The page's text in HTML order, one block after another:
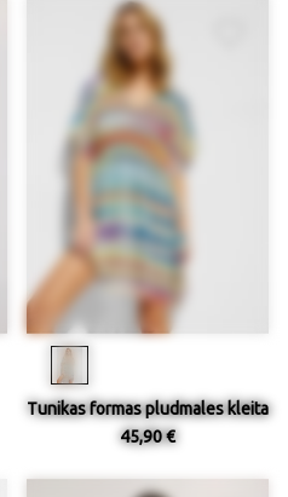
Tunikas formas pludmales kleita
45,90 €